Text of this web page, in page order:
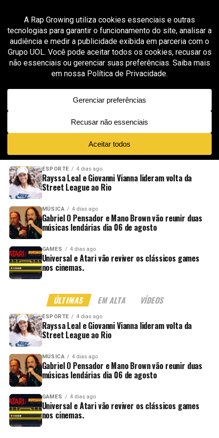
All posts tagged "addiction recovery"
GROOVER X RAP GROWING 2 meses ago
DoubleGs transforma luta contra o vício em
relato direto no single “What Do You Know?”
NOVIDADES EM ALTA VÍDEOS
ESPORTE 4 dias ago
Rayssa Leal e Giovanni Vianna lideram volta da
Street League ao Rio
MÚSICA 4 dias ago
Gabriel O Pensador e Mano Brown vão reunir duas
músicas lendárias dia 06 de agosto
GAMES 4 dias ago
Universal e Atari vão reviver os clássicos games
nos cinemas.
ÚLTIMAS EM ALTA VÍDEOS
ESPORTE 4 dias ago
Rayssa Leal e Giovanni Vianna lideram volta da
Street League ao Rio
MÚSICA 4 dias ago
Gabriel O Pensador e Mano Brown vão reunir duas
músicas lendárias dia 06 de agosto
GAMES 4 dias ago
Universal e Atari vão reviver os clássicos games
nos cinemas.